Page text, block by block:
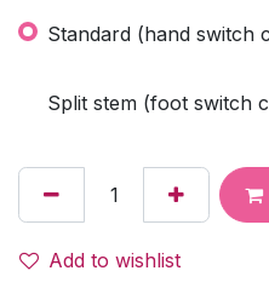
Standard (hand switch
Split stem (foot switch
Add to wishlist